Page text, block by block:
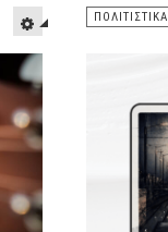
ΠΟΛΙΤΙΣΤΙΚΑ